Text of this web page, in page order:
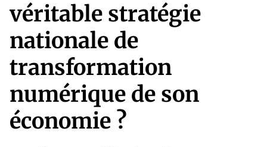
véritable stratégie
nationale de
transformation
numérique de son
économie ?